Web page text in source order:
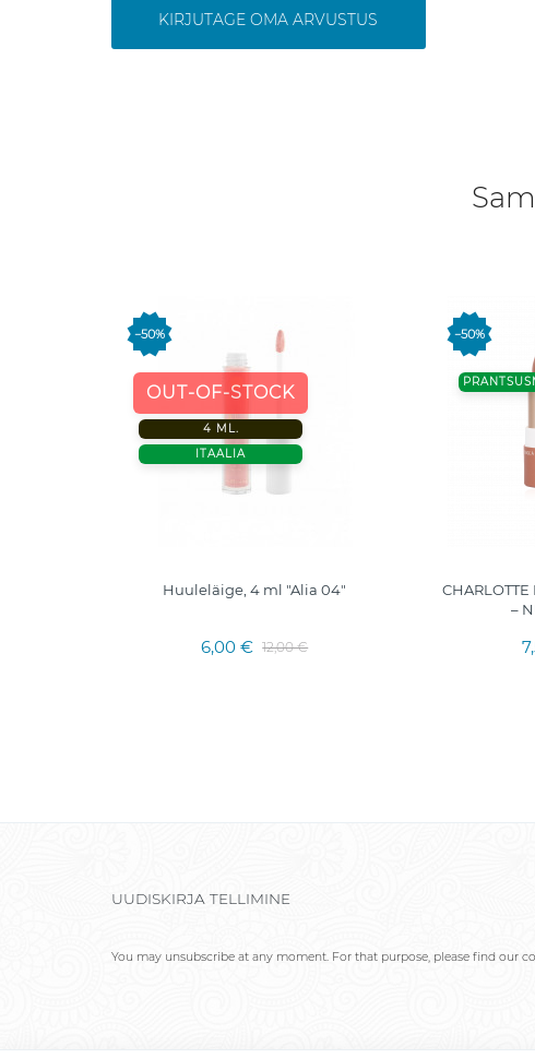
KIRJUTAGE OMA ARVUSTUS
−50%
OUT-OF-STOCK
4 ML.
ITAALIA
Huuleläige, 4 ml "Alia 04"
6,00 € 12,00 €
−50%
–
UUDISKIRJA TELLIMINE
You may unsubscribe at any moment. For that purpose, please find our